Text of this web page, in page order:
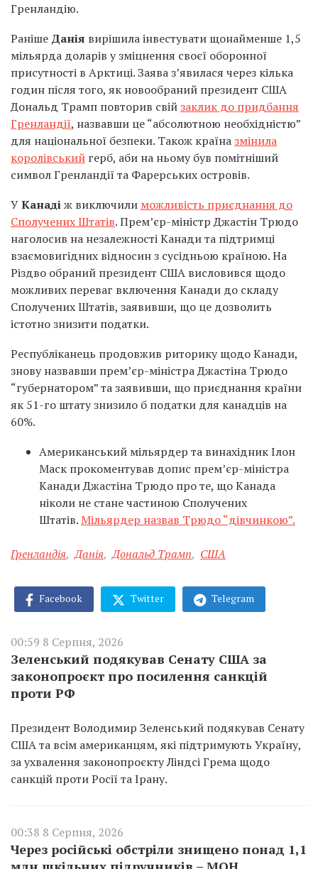
Гренландію.
Раніше Данія вирішила інвестувати щонайменше 1,5
мільярда доларів у зміцнення своєї оборонної
присутності в Арктиці. Заява з’явилася через кілька
годин після того, як новообраний президент США
Дональд Трамп повторив свійзаклик до придбання
Гренландії, назвавши це “абсолютною необхідністю”
для національної безпеки. Також країназмінила
королівський герб, аби на ньому був помітніший
символ Гренландії та Фарерських островів.
УКанадіж виключили можливість приєднання до
Сполучених Штатів. Прем’єр-міністр Джастін Трюдо
наголосив на незалежності Канади та підтримці
взаємовигідних відносин з сусідньою країною. На
Різдво обраний президент США висловився щодо
можливих переваг включення Канади до складу
Сполучених Штатів, заявивши, що це дозволить
істотно знизити податки.
Республіканець продовжив риторику щодо Канади,
знову назвавши прем’єр-міністра Джастіна Трюдо
“губернатором” та заявивши, що приєднання країни
як 51-го штату знизило б податки для канадців на
60%.
Американський мільярдер та винахідник Ілон
Маск прокоментував допис прем’єр-міністра
Канади Джастіна Трюдо про те, що Канада
ніколи не стане частиною Сполучених
Штатів.Мільярдер назвав Трюдо “дівчинкою”.
Гренландія, Данія, Дональд Трамп, США
Facebook Twitter Telegram
00:59 8 Серпня, 2026
Зеленський подякував Сенату США за
законопроєкт про посилення санкцій
проти РФ
Президент Володимир Зеленський подякував Сенату
США та всім американцям, які підтримують Україну,
за ухвалення законопроєкту Ліндсі Грема щодо
санкцій проти Росії та Ірану.
00:38 8 Серпня, 2026
Через російські обстріли знищено понад 1,1